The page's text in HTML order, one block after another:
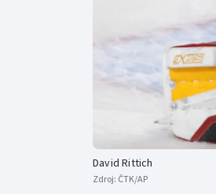
David Rittich
Zdroj: ČTK/AP